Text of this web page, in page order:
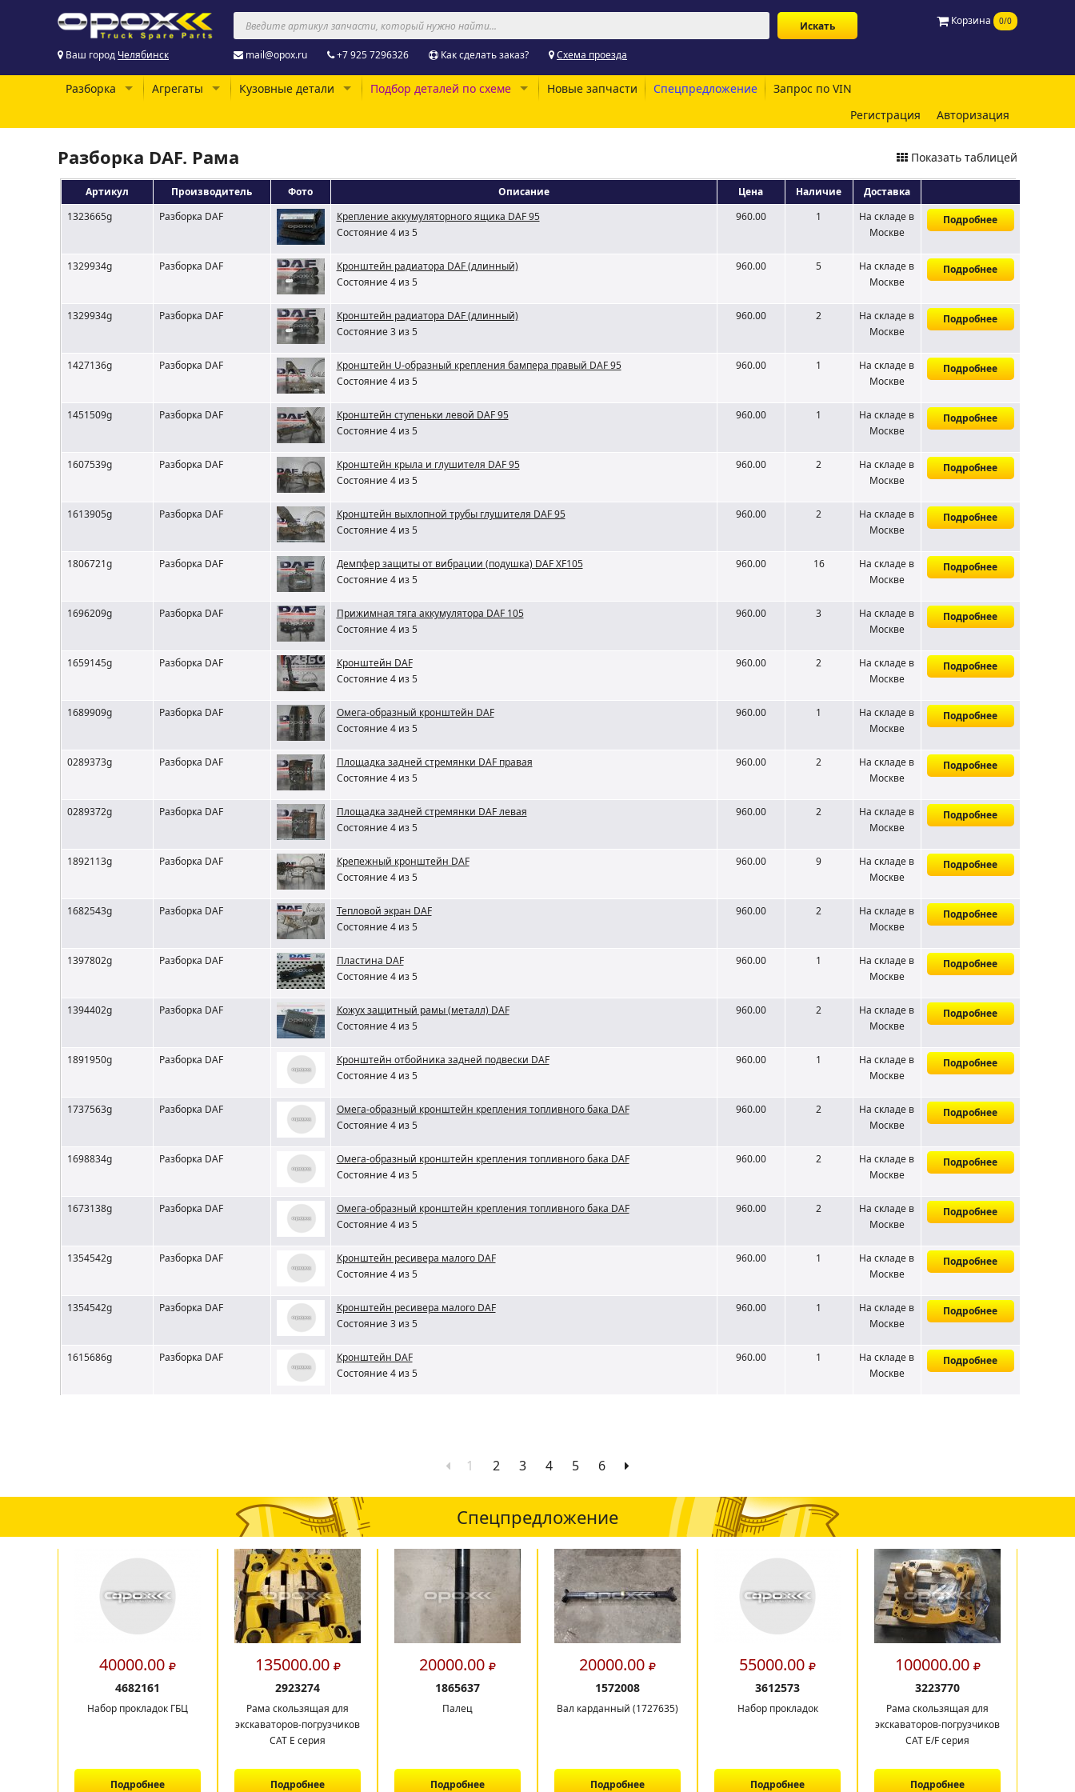
Корзина 0/0
Ваш город Челябинск mail@opox.ru +7 925 7296326 Как сделать заказ? Схема проезда
Разборка Агрегаты Кузовные детали Подбор деталей по схеме Новые запчасти Спецпредложение
Запрос по VIN
Регистрация
Авторизация
Разборка DAF. Рама Показать таблицей
Артикул Производитель Фото Описание Цена Наличие
Доставка
1323665g
Разборка DAF
Крепление аккумуляторного ящика DAF 95
Состояние 4 из 5
960.00 1 На складе в
Москве
Подробнее
1329934g Разборка DAF
Кронштейн радиатора DAF (длинный)
Состояние 4 из 5
960.00 5 На складе в
Москве
Подробнее
1329934g Разборка DAF
Кронштейн радиатора DAF (длинный)
Состояние 3 из 5
960.00 2 На складе в
Москве
Подробнее
1427136g Разборка DAF
Кронштейн U-образный крепления бампера правый DAF 95
Состояние 4 из 5
960.00 1 На складе в
Москве
Подробнее
1451509g Разборка DAF
Кронштейн ступеньки левой DAF 95
Состояние 4 из 5
960.00 1 На складе в
Москве
Подробнее
1607539g Разборка DAF
Кронштейн крыла и глушителя DAF 95
Состояние 4 из 5
960.00 2 На складе в
Москве
Подробнее
1613905g Разборка DAF
Кронштейн выхлопной трубы глушителя DAF 95
Состояние 4 из 5
960.00 2 На складе в
Москве
Подробнее
1806721g Разборка DAF
Демпфер защиты от вибрации (подушка) DAF XF105
Состояние 4 из 5
960.00 16 На складе в
Москве
Подробнее
1696209g Разборка DAF
Прижимная тяга аккумулятора DAF 105
Состояние 4 из 5
960.00 3 На складе в
Москве
Подробнее
1659145g Разборка DAF
Кронштейн DAF
Состояние 4 из 5
960.00 2 На складе в
Москве
Подробнее
1689909g Разборка DAF
Омега-образный кронштейн DAF
Состояние 4 из 5
960.00 1 На складе в
Москве
Подробнее
0289373g Разборка DAF
Площадка задней стремянки DAF правая
Состояние 4 из 5
960.00 2 На складе в
Москве
Подробнее
0289372g Разборка DAF
Площадка задней стремянки DAF левая
Состояние 4 из 5
960.00 2 На складе в
Москве
Подробнее
1892113g Разборка DAF
Крепежный кронштейн DAF
Состояние 4 из 5
960.00 9 На складе в
Москве
Подробнее
1682543g Разборка DAF
Тепловой экран DAF
Состояние 4 из 5
960.00 2 На складе в
Москве
Подробнее
1397802g Разборка DAF
Пластина DAF
Состояние 4 из 5
960.00 1 На складе в
Москве
Подробнее
1394402g Разборка DAF
Кожух защитный рамы (металл) DAF
Состояние 4 из 5
960.00 2 На складе в
Москве
Подробнее
1891950g Разборка DAF
Кронштейн отбойника задней подвески DAF
Состояние 4 из 5
960.00 1 На складе в
Москве
Подробнее
1737563g Разборка DAF
Омега-образный кронштейн крепления топливного бака DAF
Состояние 4 из 5
960.00 2 На складе в
Москве
Подробнее
1698834g Разборка DAF
Омега-образный кронштейн крепления топливного бака DAF
Состояние 4 из 5
960.00 2 На складе в
Москве
Подробнее
1673138g Разборка DAF
Омега-образный кронштейн крепления топливного бака DAF
Состояние 4 из 5
960.00 2 На складе в
Москве
Подробнее
1354542g Разборка DAF
Кронштейн ресивера малого DAF
Состояние 4 из 5
960.00 1 На складе в
Москве
Подробнее
1354542g Разборка DAF
Кронштейн ресивера малого DAF
Состояние 3 из 5
960.00 1 На складе в
Москве
Подробнее
1615686g Разборка DAF
Кронштейн DAF
Состояние 4 из 5
960.00 1 На складе в
Москве
Подробнее
1 2 3 4 5 6
Спецпредложение
40000.00
4682161
Набор прокладок ГБЦ
Подробнее
135000.00
2923274
Рама скользящая для
экскаваторов-погрузчиков
CAT E серия
Подробнее
20000.00
1865637
Палец
Подробнее
20000.00
1572008
Вал карданный (1727635)
Подробнее
55000.00
3612573
Набор прокладок
Подробнее
100000.00
3223770
Рама скользящая для
экскаваторов-погрузчиков
CAT E/F серия
Подробнее